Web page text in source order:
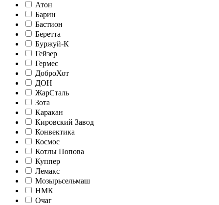
Атон
Барин
Бастион
Беретта
Буржуй-К
Гейзер
Гермес
ДоброХот
ДОН
ЖарСталь
Зота
Каракан
Кировский Завод
Конвектика
Космос
Котлы Попова
Куппер
Лемакс
Мозырьсельмаш
НМК
Очаг